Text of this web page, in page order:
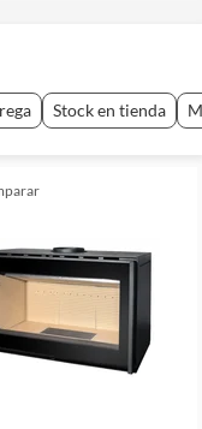
Stock en tienda